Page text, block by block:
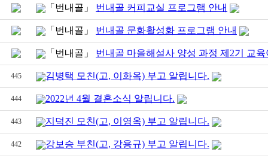
「번내골」 번내골 커피교실 프로그램 안내
「번내골」 번내골 문화활성화 프로그램 안내
「번내골」 번내골 마을해설사 양성 과정 제2기 교
445 김병택 모친(고, 이화옥) 부고 알립니다.
444 2022년 4월 결혼소식 알립니다.
443 지덕진 모친(고, 이영옥) 부고 알립니다.
442 강보승 부친(고, 강용규) 부고 알립니다.